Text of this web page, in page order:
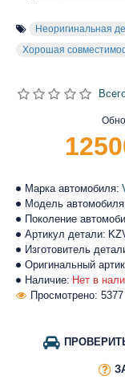
Неоригинальная
Хорошая
Наличие: Нет в
Марка автомобиля:
Модель
Поколение
Артикул детали:
Изготовитель
Оригинальный
Просмотрено: 5377